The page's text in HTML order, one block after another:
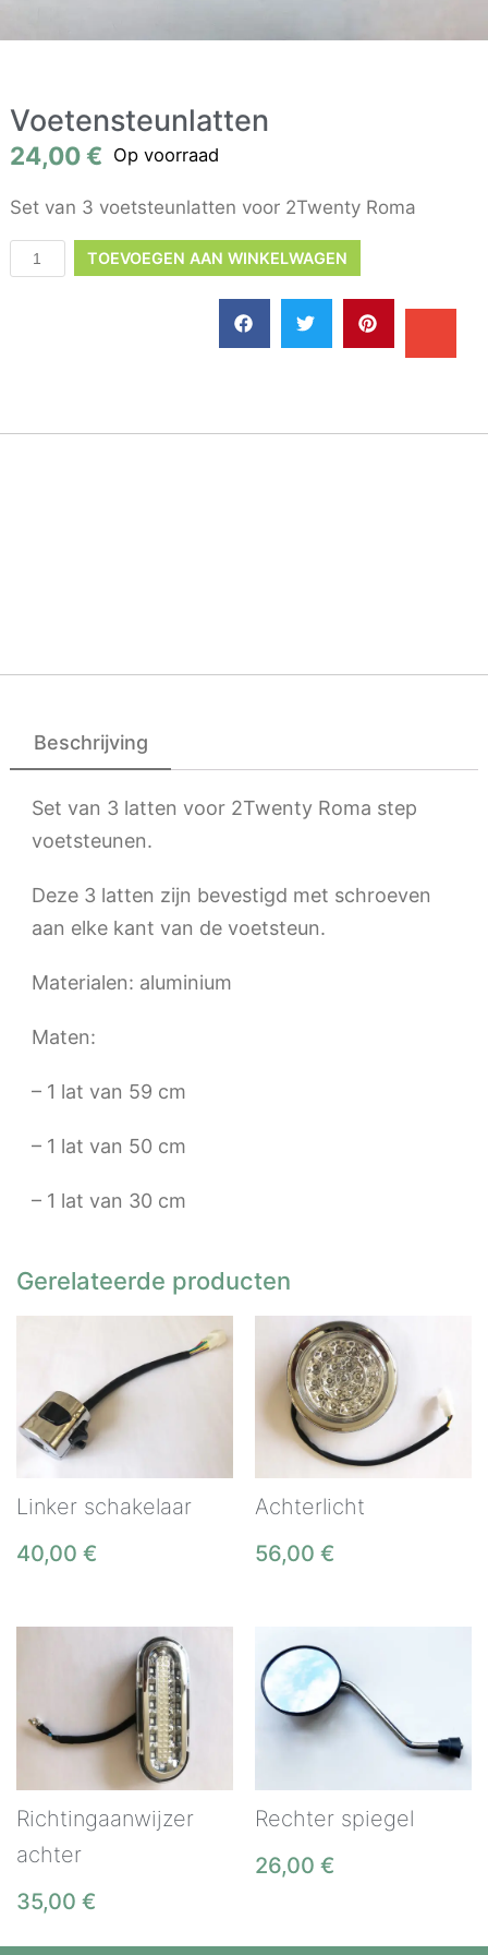
Voetensteunlatten
24,00€ Op voorraad
Set van 3 voetsteunlatten voor 2Twenty Roma
TOEVOEGEN AAN WINKELWAGEN
Beschrijving
Set van 3 latten voor 2Twenty Roma step
voetsteunen.
Deze 3 latten zijn bevestigd met schroeven
aan elke kant van de voetsteun.
Materialen: aluminium
Maten:
– 1 lat van 59 cm
– 1 lat van 50 cm
– 1 lat van 30 cm
Gerelateerde producten
Linker schakelaar
40,00 €
Achterlicht
56,00 €
Richtingaanwijzer
achter
35,00 €
Rechter spiegel
26,00 €